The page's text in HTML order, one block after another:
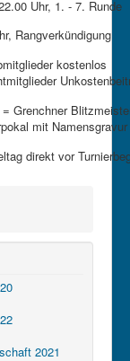
Uhr, 1. - 7. Runde
Rangverkündigung
kostenlos
= Grenchner
mit
direkt vor
2021